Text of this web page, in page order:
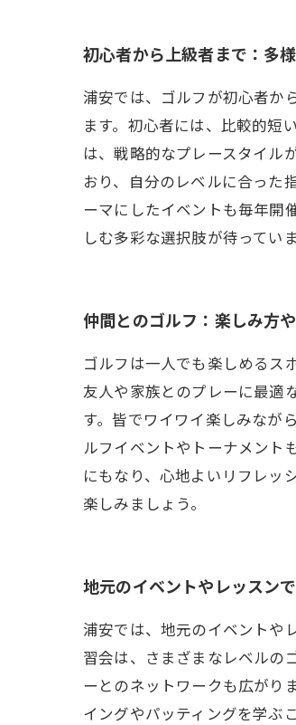
初心者から上級者まで：多
浦安では、ゴルフが初心者か
ます。初心者には、比較的短
は、戦略的なプレースタイル
おり、自分のレベルに合った
ーマにしたイベントも毎年開
しむ多彩な選択肢が待っていま
仲間とのゴルフ：楽しみ方
ゴルフは一人でも楽しめるス
友人や家族とのプレーに最適
す。皆でワイワイ楽しみなが
ルフイベントやトーナメント
にもなり、心地よいリフレッ
楽しみましょう。
地元のイベントやレッスン
浦安では、地元のイベントや
習会は、さまざまなレベルの
ーとのネットワークも広がり
イングやパッティングを学ぶ